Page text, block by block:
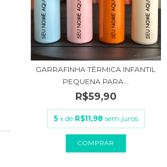
GARRAFINHA TÉRMICA INFANTIL
PEQUENA PARA...
R$59,90
5 x de R$11,98 sem juros
COMPRAR